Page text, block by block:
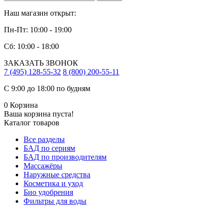
Наш магазин открыт:
Пн-Пт: 10:00 - 19:00
Сб: 10:00 - 18:00
ЗАКАЗАТЬ ЗВОНОК
7 (495) 128-55-32 8 (800) 200-55-11
С 9:00 до 18:00 по будням
0 Корзина
Ваша корзина пуста!
Каталог товаров
Все разделы
БАД по сериям
БАД по производителям
Массажёры
Наружные средства
Косметика и уход
Био удобрения
Фильтры для воды